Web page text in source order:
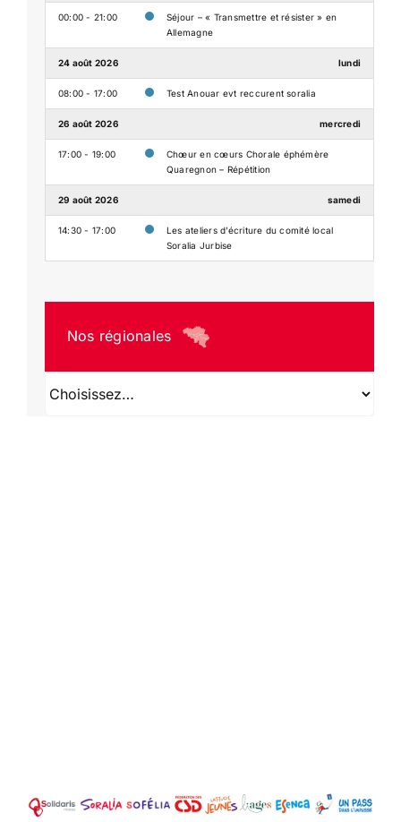
00:00 - 21:00
Séjour – « Transmettre et résister » en
Allemagne
24 août 2026 lundi
08:00 - 17:00 Test Anouar evt reccurent soralia
26 août 2026 mercredi
17:00 - 19:00
Chœur en cœurs Chorale éphémère
Quaregnon – Répétition
29 août 2026 samedi
14:30 - 17:00
Les ateliers d’écriture du comité local
Soralia Jurbise
Nos régionales